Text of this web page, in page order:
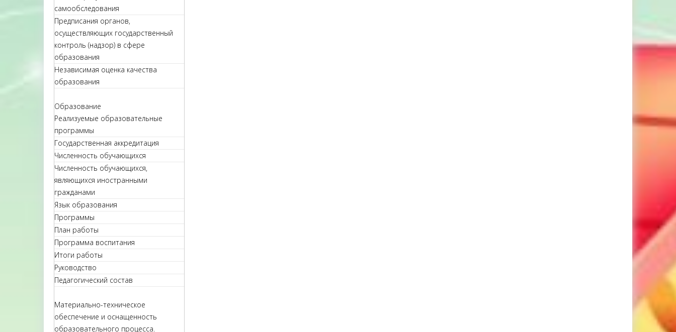
самообследования
Предписания органов,
осуществляющих государственный
контроль (надзор) в сфере
образования
Независимая оценка качества
образования
Образование
Реализуемые образовательные
программы
Государственная аккредитация
Численность обучающихся
Численность обучающихся,
являющихся иностранными
гражданами
Язык образования
Программы
План работы
Программа воспитания
Итоги работы
Руководство
Педагогический состав
Материально-техническое
обеспечение и оснащенность
образовательного процесса.